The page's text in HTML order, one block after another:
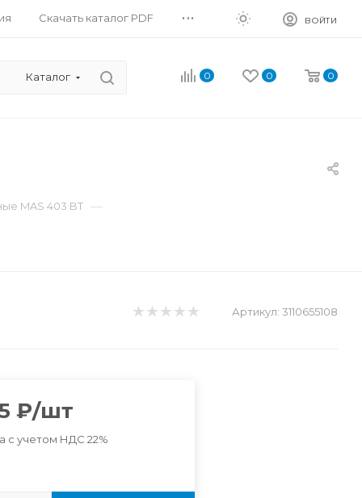
Скачать каталог PDF ... ВОЙТИ
Каталог 0 0 0
MAS 403 BT —
Артикул: 3110655108
₽/шт
с учетом НДС 22%